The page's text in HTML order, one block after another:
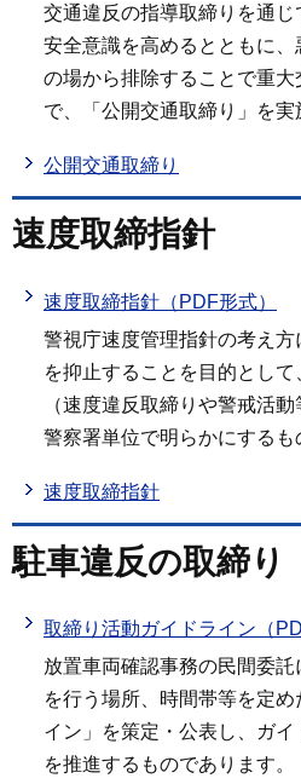
交通違反の指導取締りを通
安全意識を高めるとともに
の場から排除することで重
で、「公開交通取締り」を実
公開交通取締り
速度取締指針
速度取締指針（PDF形式）
警視庁速度管理指針の考え
を抑止することを目的とし
（速度違反取締りや警戒活
警察署単位で明らかにするも
速度取締指針
駐車違反の取締り
取締り活動ガイドライン（
放置車両確認事務の民間委
を行う場所、時間帯等を定
イン」を策定・公表し、ガ
を推進するものであります。